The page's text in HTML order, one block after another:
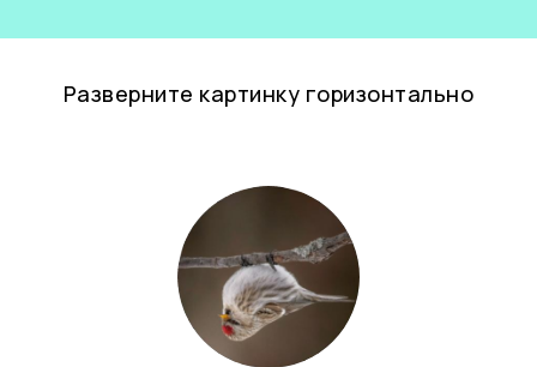
Разверните картинку горизонтально